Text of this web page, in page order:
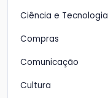
Ciência e Tecnologia
Compras
Comunicação
Cultura